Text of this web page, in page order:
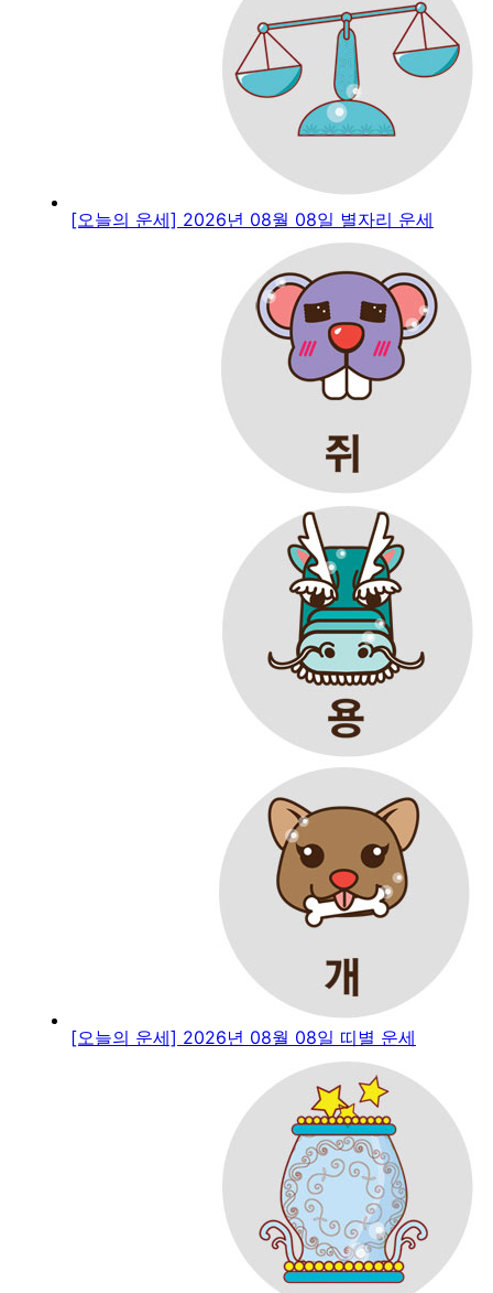
[오늘의 운세] 2026년 08월 08일 별자리 운세
[오늘의 운세] 2026년 08월 08일 띠별 운세